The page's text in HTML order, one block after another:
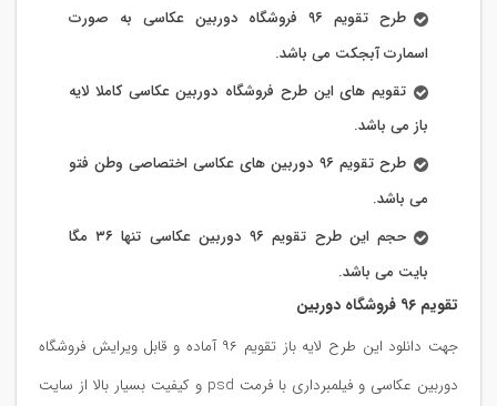
طرح تقویم ۹۶ فروشگاه دوربین عکاسی به صورت
اسمارت آبجکت می باشد.
تقویم های این طرح فروشگاه دوربین عکاسی کاملا لایه
باز می باشد.
طرح تقویم ۹۶ دوربین های عکاسی اختصاصی وطن فتو
می باشد.
حجم این طرح تقویم ۹۶ دوربین عکاسی تنها ۳۶ مگا
بایت می باشد.
تقویم ۹۶ فروشگاه دوربین
جهت دانلود این طرح لایه باز تقویم ۹۶ آماده و قابل ویرایش فروشگاه
دوربین عکاسی و فیلمبرداری با فرمت psd و کیفیت بسیار بالا از سایت